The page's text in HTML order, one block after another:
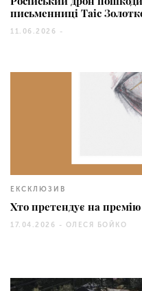
письменниці Таіс
11.06.2026 -
ЕКСКЛЮЗИВ
Хто претендує на
17.04.2026 - ОЛЕСЯ БОЙКО